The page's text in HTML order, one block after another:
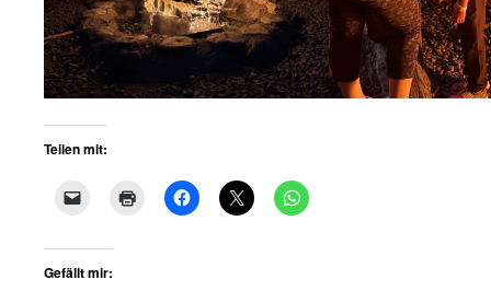
Teilen mit:
Gefällt mir: